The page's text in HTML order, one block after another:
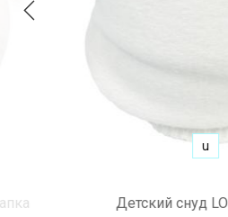
Детский снуд
u